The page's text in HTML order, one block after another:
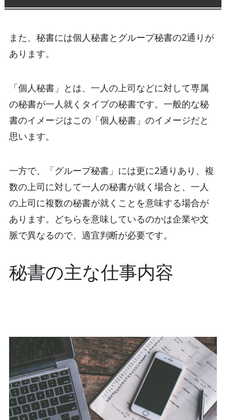
また、秘書には個人秘書とグループ秘書の2通りが
あります。
「個人秘書」とは、一人の上司などに対して専属
の秘書が一人就くタイプの秘書です。一般的な秘
書のイメージはこの「個人秘書」のイメージだと
思います。
一方で、「グループ秘書」には更に2通りあり、複
数の上司に対して一人の秘書が就く場合と、一人
の上司に複数の秘書が就くことを意味する場合が
あります。どちらを意味しているのかは企業や文
脈で異なるので、適宜判断が必要です。
秘書の主な仕事内容